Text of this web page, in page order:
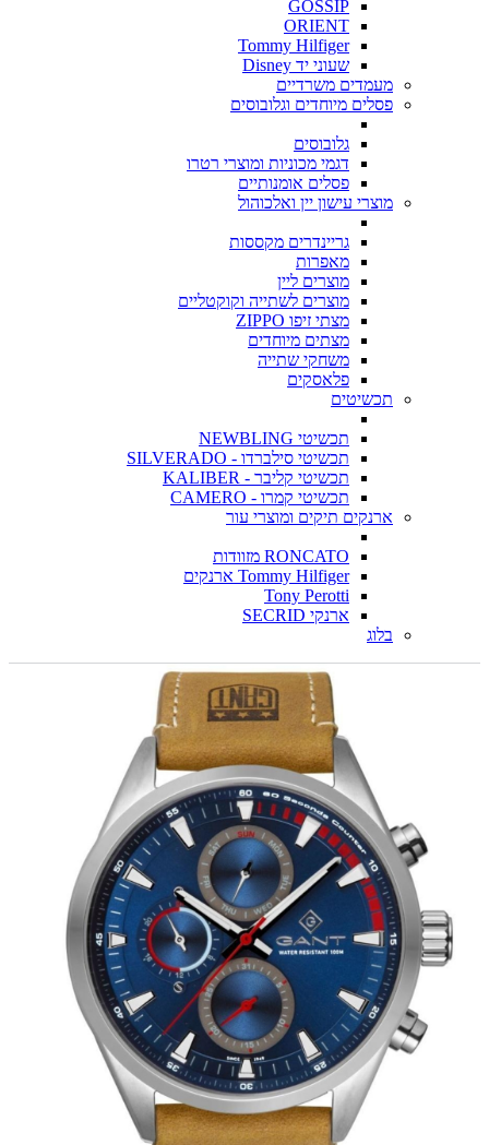
GOSSIP
ORIENT
Tommy Hilfiger
שעוני יד Disney
מעמדים משרדיים
פסלים מיוחדים וגלובוסים
גלובוסים
דגמי מכוניות ומוצרי רטרו
פסלים אומנותיים
מוצרי עישון יין ואלכוהול
גריינדרים מקססות
מאפרות
מוצרים ליין
מוצרים לשתייה וקוקטליים
מצתי זיפו ZIPPO
מצתים מיוחדים
משחקי שתייה
פלאסקים
תכשיטים
תכשיטי NEWBLING
תכשיטי סילברדו - SILVERADO
תכשיטי קליבר - KALIBER
תכשיטי קמרו - CAMERO
ארנקים תיקים ומוצרי עור
RONCATO מזוודות
Tommy Hilfiger ארנקים
Tony Perotti
ארנקי SECRID
בלוג